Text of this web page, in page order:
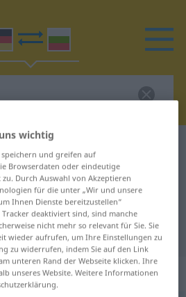
Übersetzung
Übersetzung
wichtig
und greifen auf
Browserdaten oder eindeutige
Durch Auswahl von Akzeptieren
für die unter „Wir und unsere
Ihnen Dienste bereitzustellen“
deaktiviert sind, sind manche
nicht mehr so relevant für Sie. Sie
wieder aufrufen, um Ihre Einstellungen zu
zu widerrufen, indem Sie auf den Link
unteren Rand der Webseite klicken. Ihre
unseres Website. Weitere Informationen